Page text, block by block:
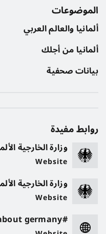
الموضوعات
ألمانيا والعالم العربي
ألمانيا من أجلك
بيانات صحفية
روابط مفيدة
وزارة الخارجية
Website
وزارة الخارجية
Website
#rumours about germany (عربي)